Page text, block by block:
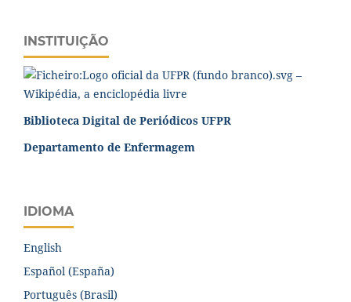
INSTITUIÇÃO
Biblioteca Digital de Periódicos UFPR
Departamento de Enfermagem
IDIOMA
English
Español (España)
Português (Brasil)